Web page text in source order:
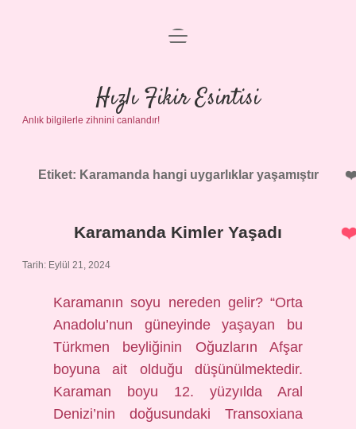
Anasayfa
Gizlilik Politikası
Yasal Uyarı
menüyü
Hızlı Fikir Esintisi
Anlık bilgilerle zihnini canlandır!
Etiket: Karamanda hangi uygarlıklar yaşamıştır
Karamanda Kimler Yaşadı
Tarih: Eylül 21, 2024
Karamanın soyu nereden gelir? “Orta
Anadolu’nun güneyinde yaşayan bu
Türkmen beyliğinin Oğuzların Afşar
boyuna ait olduğu düşünülmektedir.
Karaman boyu 12. yüzyılda Aral
Denizi’nin doğusundaki Transoxiana